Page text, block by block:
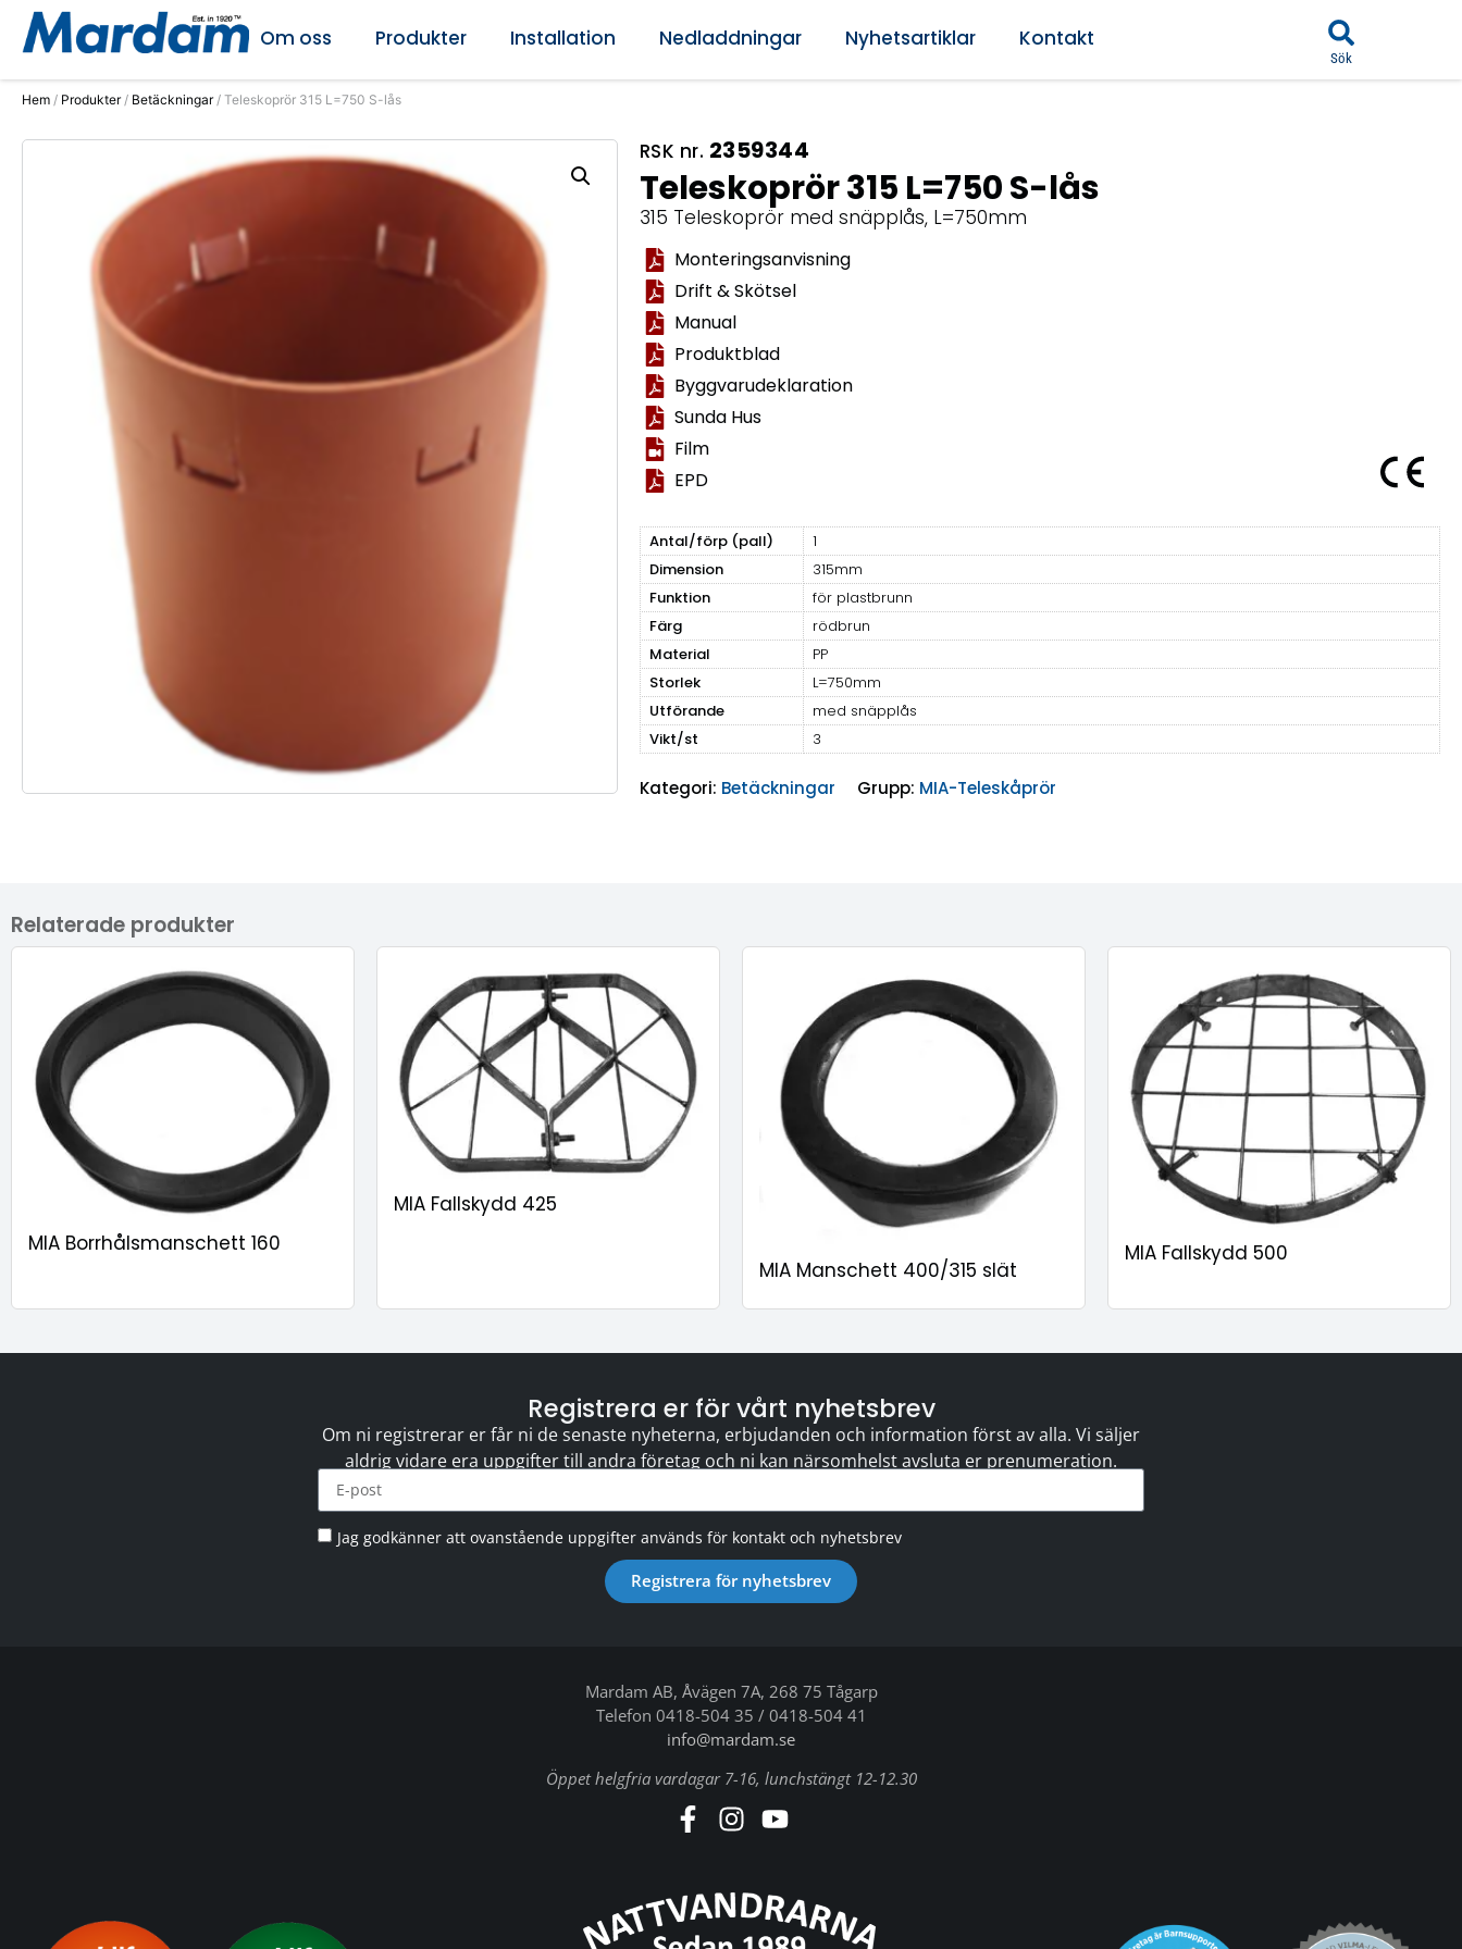
Om oss Produkter Installation Nedladdningar Nyhetsartiklar Kontakt
Sök
Hem / Produkter/ Betäckningar/ Teleskoprör 315 L=750 S-lås
RSK nr. 2359344
Teleskoprör 315 L=750 S-lås
315 Teleskoprör med snäpplås, L=750mm
Monteringsanvisning
Drift & Skötsel
Manual
Produktblad
Byggvarudeklaration
Sunda Hus
Film
EPD
Antal/förp (pall)
1
Dimension
315mm
Funktion
för plastbrunn
Färg
rödbrun
Material
PP
Storlek
L=750mm
Utförande
med snäpplås
Vikt/st
3
Kategori: Betäckningar Grupp: MIA-Teleskåprör
Relaterade produkter
MIA Borrhålsmanschett 160
MIA Fallskydd 425
MIA Manschett 400/315 slät
MIA Fallskydd 500
Registrera er för vårt nyhetsbrev
Om ni registrerar er får ni de senaste nyheterna, erbjudanden och information först av alla. Vi säljer
aldrig vidare era uppgifter till andra företag och ni kan närsomhelst avsluta er prenumeration.
Jag godkänner att ovanstående uppgifter används för kontakt och nyhetsbrev
Registrera för nyhetsbrev
Mardam AB, Åvägen 7A, 268 75 Tågarp
Telefon 0418-504 35 / 0418-504 41
info@mardam.se
Öppet helgfria vardagar 7-16, lunchstängt 12-12.30